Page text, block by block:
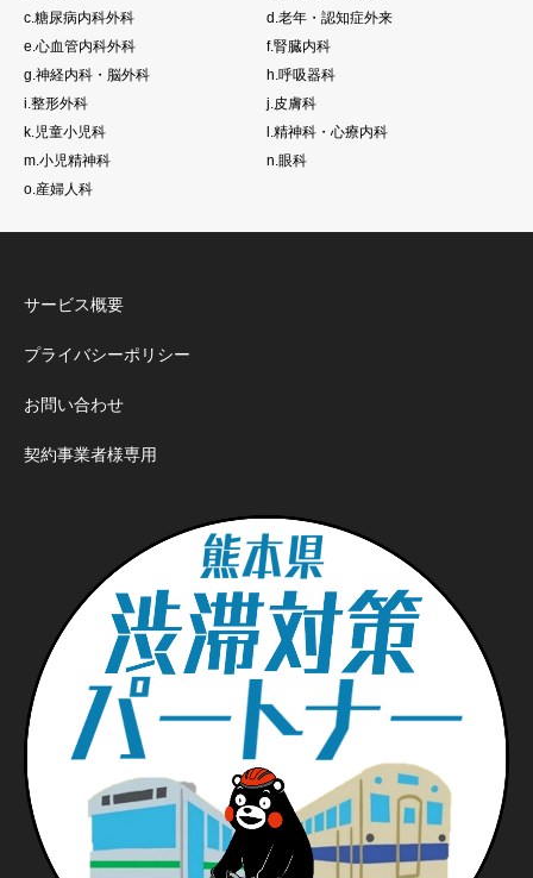
c.糖尿病内科外科
d.老年・認知症外来
e.心血管内科外科
f.腎臓内科
g.神経内科・脳外科
h.呼吸器科
i.整形外科
j.皮膚科
k.児童小児科
l.精神科・心療内科
m.小児精神科
n.眼科
o.産婦人科
サービス概要
プライバシーポリシー
お問い合わせ
契約事業者様専用